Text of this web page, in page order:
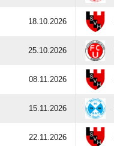
18.10.2026
25.10.2026
08.11.2026
15.11.2026
22.11.2026